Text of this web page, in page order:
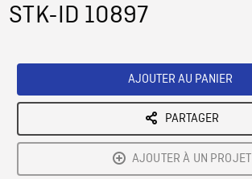
STK-ID 10897
AJOUTER AU PANIER
PARTAGER
AJOUTER À UN PROJET